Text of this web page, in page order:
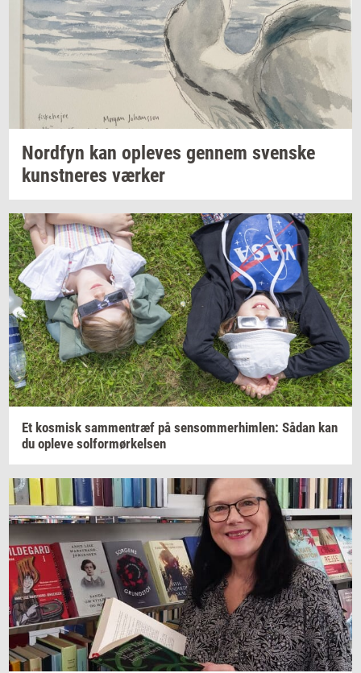
Nord­fyn kan op­le­ves gen­nem sven­ske
kunst­ne­res vær­ker
Et kos­misk sam­men­træf på sen­som­mer­him­len: Sådan kan
du op­le­ve sol­for­mør­kel­sen